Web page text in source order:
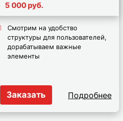
5 000 руб.
Смотрим на удобство
структуры для пользователей,
дорабатываем важные
элементы
Заказать Подробнее